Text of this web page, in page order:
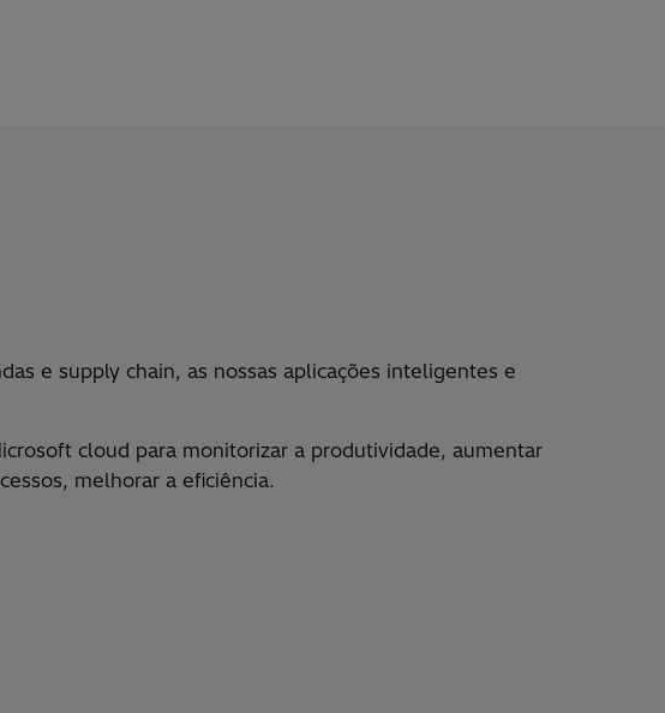
e supply chain, as nossas aplicações inteligentes e
cloud para monitorizar a produtividade, aumentar
melhorar a eficiência.